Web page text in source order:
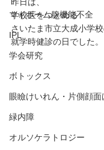
マイボーム腺機能不全
IPL
学会研究
ボトックス
眼瞼けいれん・片側顔面
緑内障
オルソケラトロジー
学校医をつとめる
さいたま市立大成小学
就学時健診の日でした。